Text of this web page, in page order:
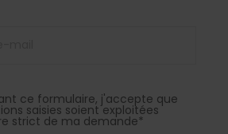
ce formulaire, j'accepte que
saisies soient exploitées
strict de ma demande*